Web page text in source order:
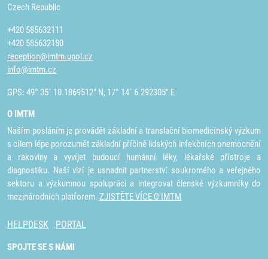
Czech Republic
+420 585632111
+420 585632180
reception@imtm.upol.cz
info@imtm.cz
GPS: 49° 35´ 10.1869512" N, 17° 14´ 6.292305" E
O IMTM
Naším posláním je provádět základní a translační biomedicínský výzkum
s cílem lépe porozumět základní příčině lidských infekčních onemocnění
a rakoviny a vyvíjet budoucí humánní léky, lékařské přístroje a
diagnostiku. Naší vizí je usnadnit partnerství soukromého a veřejného
sektoru a výzkumnou spolupráci a integrovat členské výzkumníky do
mezinárodních platforem. ZJISTĚTE VÍCE O IMTM
HELPDESK PORTAL
SPOJTE SE S NÁMI